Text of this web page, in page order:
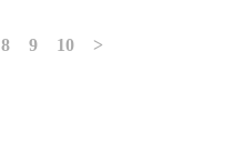
8 9 10 >